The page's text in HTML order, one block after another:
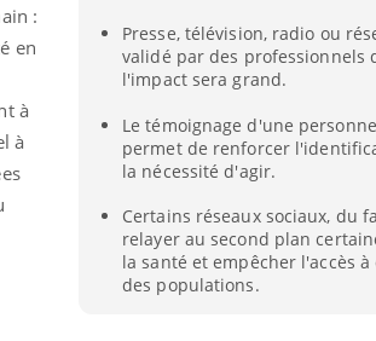
Presse, télévision, radio ou
validé par des professionnels
l'impact sera grand.
Le témoignage d'une
permet de renforcer
la nécessité d'agir.
Certains réseaux sociaux, du
relayer au second plan
la santé et empêcher l'accès
des populations.
:
en
à
à
La sieste empêche-t-elle
VIH : la fin du comprimé